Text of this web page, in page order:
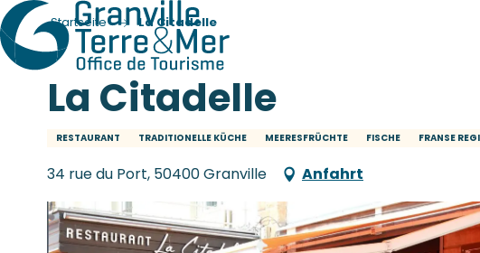
Startseite La Citadelle
La Citadelle
RESTAURANT TRADITIONELLE KÜCHE MEERESFRÜCHTE FISCHE FRANSE
34 rue du Port, 50400 Granville Anfahrt